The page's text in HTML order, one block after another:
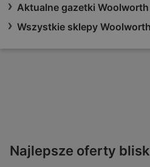
Aktualne gazetki
Wszystkie sklepy
Najlepsze oferty